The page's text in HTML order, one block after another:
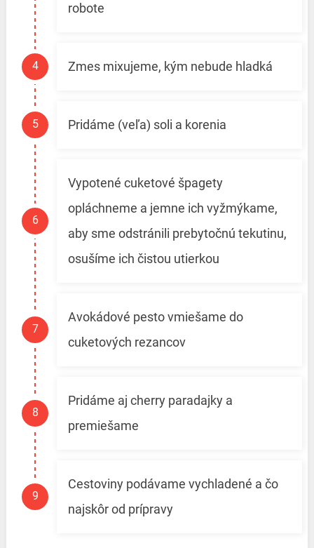
robote
Zmes mixujeme, kým nebude hladká
Pridáme (veľa) soli a korenia
Vypotené cuketové špagety
opláchneme a jemne ich vyžmýkame,
aby sme odstránili prebytočnú tekutinu,
osušíme ich čistou utierkou
Avokádové pesto vmiešame do
cuketových rezancov
Pridáme aj cherry paradajky a
premiešame
Cestoviny podávame vychladené a čo
najskôr od prípravy